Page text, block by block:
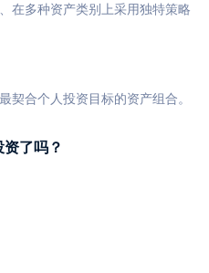
在多种资产类别上采用独特策略
契合个人投资目标的资产组合。
了吗？